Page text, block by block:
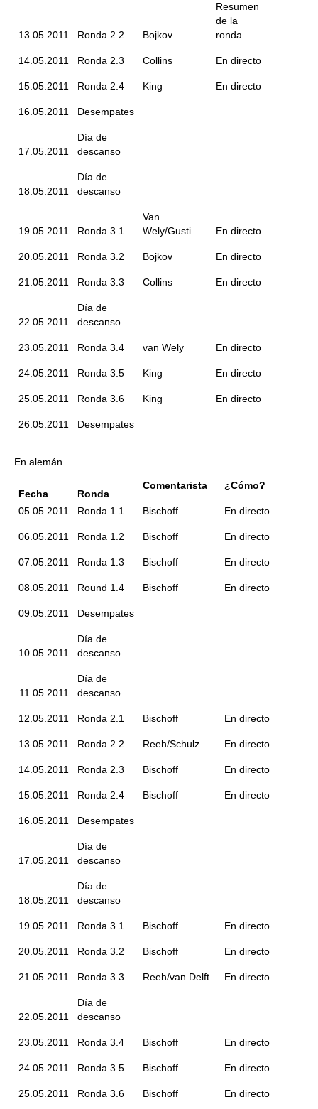
13.05.2011 Ronda 2.2 Bojkov
Resumen
de la
ronda
14.05.2011 Ronda 2.3 Collins En directo
15.05.2011 Ronda 2.4 King En directo
16.05.2011 Desempates
17.05.2011
Día de
descanso
18.05.2011
Día de
descanso
19.05.2011 Ronda 3.1
Van
Wely/Gusti
En directo
20.05.2011 Ronda 3.2 Bojkov En directo
21.05.2011 Ronda 3.3 Collins En directo
22.05.2011
Día de
descanso
23.05.2011 Ronda 3.4 van Wely En directo
24.05.2011 Ronda 3.5 King En directo
25.05.2011 Ronda 3.6 King En directo
26.05.2011 Desempates
En alemán
Fecha Ronda
Comentarista ¿Cómo?
05.05.2011 Ronda 1.1 Bischoff En directo
06.05.2011 Ronda 1.2 Bischoff En directo
07.05.2011 Ronda 1.3 Bischoff En directo
08.05.2011 Round 1.4 Bischoff En directo
09.05.2011 Desempates
10.05.2011
Día de
descanso
11.05.2011
Día de
descanso
12.05.2011 Ronda 2.1 Bischoff En directo
13.05.2011 Ronda 2.2 Reeh/Schulz En directo
14.05.2011 Ronda 2.3 Bischoff En directo
15.05.2011 Ronda 2.4 Bischoff En directo
16.05.2011 Desempates
17.05.2011
Día de
descanso
18.05.2011
Día de
descanso
19.05.2011 Ronda 3.1 Bischoff En directo
20.05.2011 Ronda 3.2 Bischoff En directo
21.05.2011 Ronda 3.3 Reeh/van Delft En directo
22.05.2011
Día de
descanso
23.05.2011 Ronda 3.4 Bischoff En directo
24.05.2011 Ronda 3.5 Bischoff En directo
25.05.2011 Ronda 3.6 Bischoff En directo